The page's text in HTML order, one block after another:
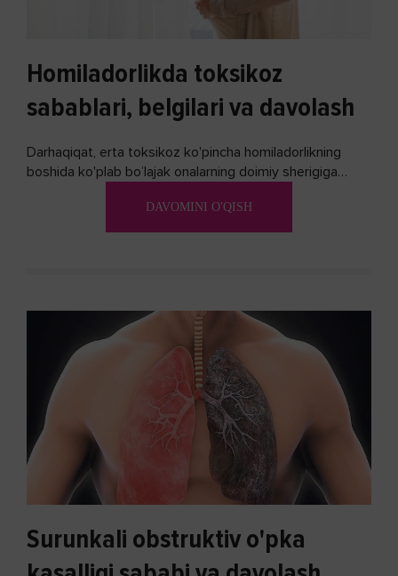
Homiladorlikda toksikoz
sabablari, belgilari va davolash
Darhaqiqat, erta toksikoz ko'pincha homiladorlikning
boshida ko'plab bo’lajak onalarning doimiy sherigiga
biron bir usuli bormi?DAVOMINI O'QISH
Surunkali obstruktiv o'pka